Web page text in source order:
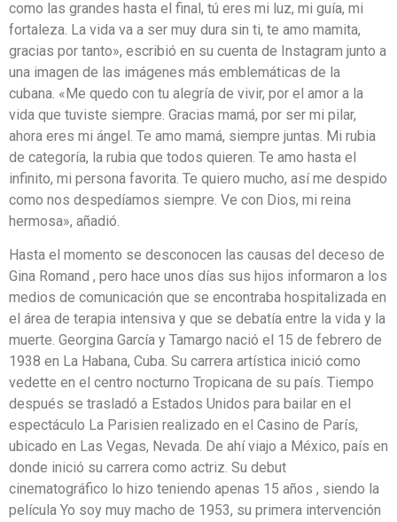
como las grandes hasta el final, tú eres mi luz, mi guía, mi
fortaleza. La vida va a ser muy dura sin ti, te amo mamita,
gracias por tanto», escribió en su cuenta de Instagram junto a
una imagen de las imágenes más emblemáticas de la
cubana. «Me quedo con tu alegría de vivir, por el amor a la
vida que tuviste siempre. Gracias mamá, por ser mi pilar,
ahora eres mi ángel. Te amo mamá, siempre juntas. Mi rubia
de categoría, la rubia que todos quieren. Te amo hasta el
infinito, mi persona favorita. Te quiero mucho, así me despido
como nos despedíamos siempre. Ve con Dios, mi reina
hermosa», añadió.
Hasta el momento se desconocen las causas del deceso de
Gina Romand , pero hace unos días sus hijos informaron a los
medios de comunicación que se encontraba hospitalizada en
el área de terapia intensiva y que se debatía entre la vida y la
muerte. Georgina García y Tamargo nació el 15 de febrero de
1938 en La Habana, Cuba.​ Su carrera artística inició como
vedette en el centro nocturno Tropicana de su país.​ Tiempo
después se trasladó a Estados Unidos para bailar en el
espectáculo La Parisien realizado en el Casino de París,
ubicado en Las Vegas, Nevada. De ahí viajo a México, país en
donde inició su carrera como actriz. Su debut
cinematográfico lo hizo teniendo apenas 15 años , siendo la
película Yo soy muy macho de 1953, su primera intervención